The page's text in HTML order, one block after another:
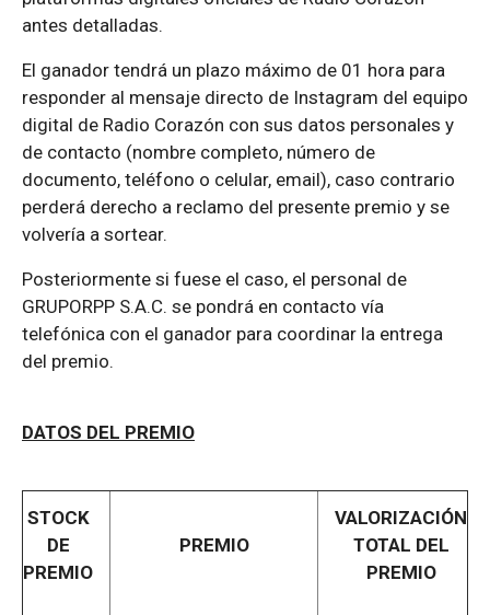
antes detalladas.
El ganador tendrá un plazo máximo de 01 hora para
responder al mensaje directo de Instagram del equipo
digital de Radio Corazón con sus datos personales y
de contacto (nombre completo, número de
documento, teléfono o celular, email), caso contrario
perderá derecho a reclamo del presente premio y se
volvería a sortear.
Posteriormente si fuese el caso, el personal de
GRUPORPP S.A.C. se pondrá en contacto vía
telefónica con el ganador para coordinar la entrega
del premio.
DATOS DEL PREMIO
STOCK
DE
PREMIO
PREMIO
VALORIZACIÓN
TOTAL DEL
PREMIO